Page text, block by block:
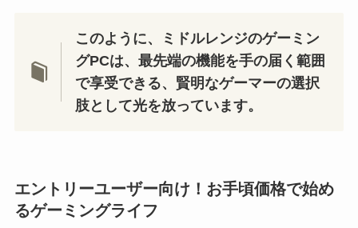
このように、ミドルレンジのゲーミン
グPCは、最先端の機能を手の届く範囲
で享受できる、賢明なゲーマーの選択
肢として光を放っています。
エントリーユーザー向け！お手頃価格で始め
るゲーミングライフ